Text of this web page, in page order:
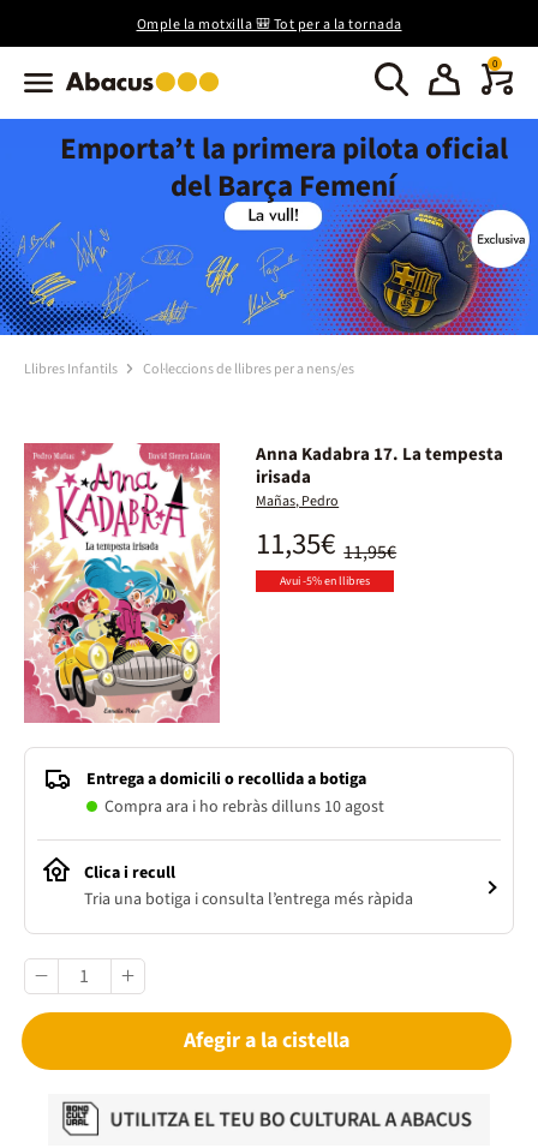
Omple la motxilla 🎒 Tot per a la tornada
0
Emporta’t la primera pilota oficial
del Barça Femení
Llibres Infantils Col·leccions de llibres per a nens/es
Anna Kadabra 17. La tempesta
irisada
Mañas, Pedro
11,95€
11,35€
Avui -5% en llibres
Entrega a domicili o recollida a botiga
Compra ara i ho rebràs dilluns 10 agost
Clica i recull
Tria una botiga i consulta l’entrega més ràpida
Afegir a la cistella